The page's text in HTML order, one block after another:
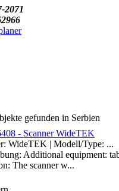
2071
gefunden in Serbien
- Scanner WideTEK
WideTEK | Modell/Type: ...
Additional equipment:
The scanner w...